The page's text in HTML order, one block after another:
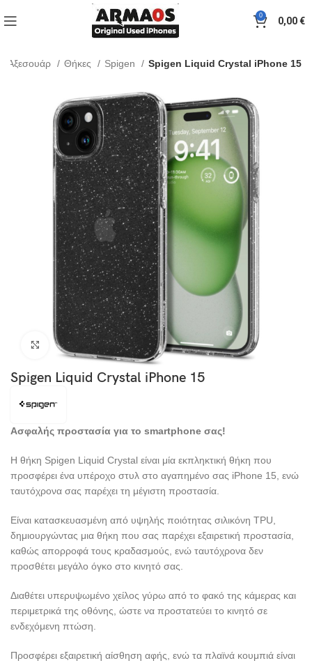
0 0,00€
Αξεσουάρ Θήκες Spigen Spigen Liquid Crystal iPhone 15
Click to enlarge
Spigen Liquid Crystal iPhone 15
Ασφαλής προστασία για το smartphone σας!
Η θήκη Spigen Liquid Crystal είναι μία εκπληκτική θήκη που
προσφέρει ένα υπέροχο στυλ στο αγαπημένο σας iPhone 15, ενώ
ταυτόχρονα σας παρέχει τη μέγιστη προστασία.
Είναι κατασκευασμένη από υψηλής ποιότητας σιλικόνη TPU,
δημιουργώντας μια θήκη που σας παρέχει εξαιρετική προστασία,
καθώς απορροφά τους κραδασμούς, ενώ ταυτόχρονα δεν
προσθέτει μεγάλο όγκο στο κινητό σας.
Διαθέτει υπερυψωμένο χείλος γύρω από το φακό της κάμερας και
περιμετρικά της οθόνης, ώστε να προστατεύει το κινητό σε
ενδεχόμενη πτώση.
Προσφέρει εξαιρετική αίσθηση αφής, ενώ τα πλαϊνά κουμπιά είναι